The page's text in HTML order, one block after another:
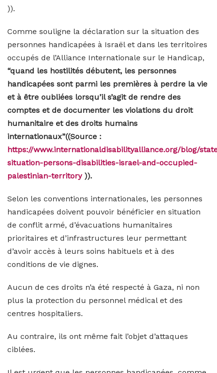
)).
Comme souligne la déclaration sur la situation des
personnes handicapées à Israël et dans les territoires
occupés de l’Alliance Internationale sur le Handicap,
“quand les hostilités débutent, les personnes
handicapées sont parmi les premières à perdre la vie
et à être oubliées lorsqu’il s’agit de rendre des
comptes et de documenter les violations du droit
humanitaire et des droits humains
internationaux”((Source :
https://www.internationaldisabilityalliance.org/blog/
situation-persons-disabilities-israel-and-occupied-
palestinian-territory)).
Selon les conventions internationales, les personnes
handicapées doivent pouvoir bénéficier en situation
de conflit armé, d’évacuations humanitaires
prioritaires et d’infrastructures leur permettant
d’avoir accès à leurs soins habituels et à des
conditions de vie dignes.
Aucun de ces droits n’a été respecté à Gaza, ni non
plus la protection du personnel médical et des
centres hospitaliers.
Au contraire, ils ont même fait l’objet d’attaques
ciblées.